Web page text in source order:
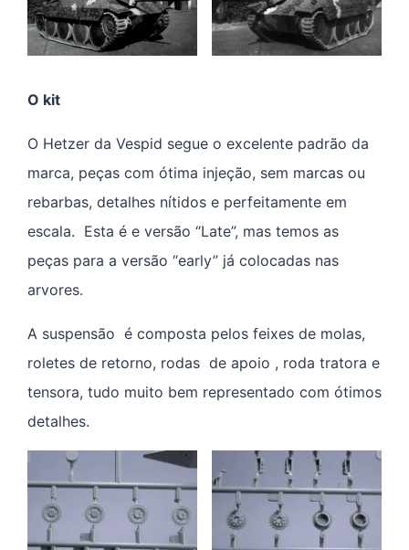
O kit
O Hetzer da Vespid segue o excelente padrão da
marca, peças com ótima injeção, sem marcas ou
rebarbas, detalhes nítidos e perfeitamente em
escala. Esta é e versão “Late”, mas temos as
peças para a versão “early” já colocadas nas
arvores.
A suspensão é composta pelos feixes de molas,
roletes de retorno, rodas de apoio , roda tratora e
tensora, tudo muito bem representado com ótimos
detalhes.